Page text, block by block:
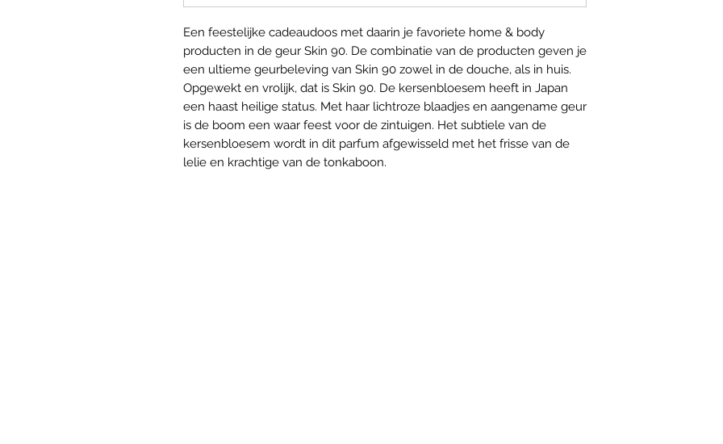
Een feestelijke cadeaudoos met daarin je favoriete home & body
producten in de geur Skin 90. De combinatie van de producten geven je
een ultieme geurbeleving van Skin 90 zowel in de douche, als in huis.
Opgewekt en vrolijk, dat is Skin 90. De kersenbloesem heeft in Japan
een haast heilige status. Met haar lichtroze blaadjes en aangename geur
is de boom een waar feest voor de zintuigen. Het subtiele van de
kersenbloesem wordt in dit parfum afgewisseld met het frisse van de
lelie en krachtige van de tonkaboon.